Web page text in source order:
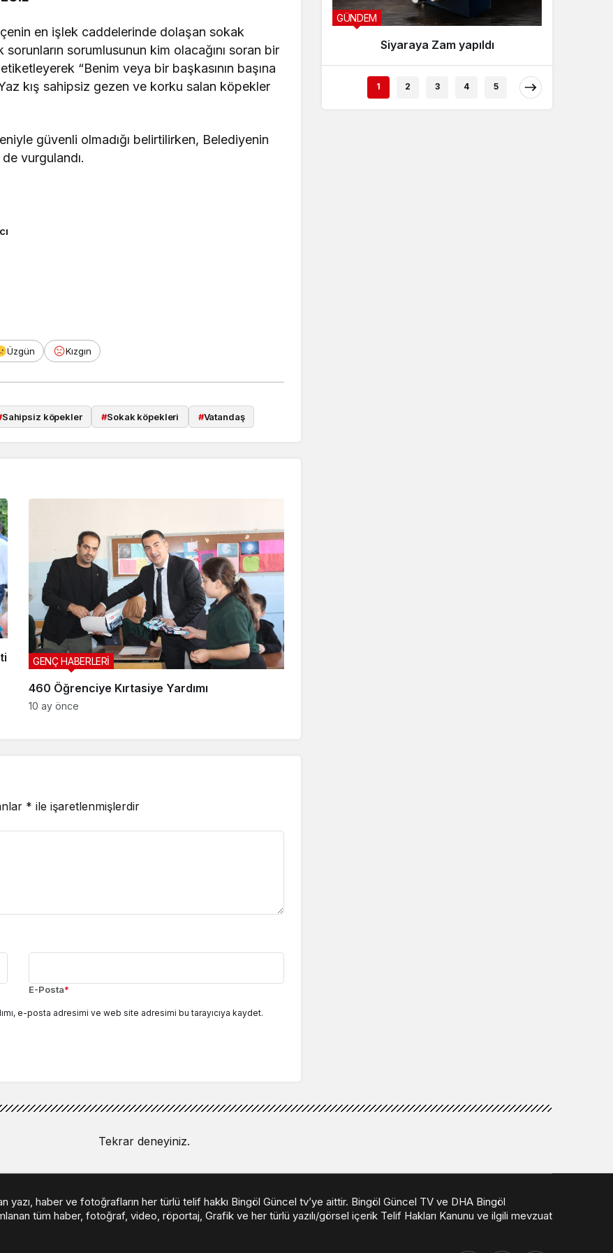
en işlek caddelerinde dolaşan sokak
sorunların sorumlusunun kim olacağını soran bir
“Benim veya bir başkasının başına
kış sahipsiz gezen ve korku salan köpekler
güvenli olmadığı belirtilirken, Belediyenin
vurgulandı.
Üzgün Kızgın
Sahipsiz köpekler #Sokak köpekleri #Vatandaş
460 Öğrenciye Kırtasiye Yardımı
GENÇ HABERLERİ
10 ay önce
* ile işaretlenmişlerdir
E-Posta*
e-posta adresimi ve web site adresimi bu tarayıcıya kaydet.
GÜNDEM
Siyaraya Zam yapıldı
1 2 3 4 5
Tekrar deneyiniz.
yazı, haber ve fotoğrafların her türlü telif hakkı Bingöl Güncel tv’ye aittir. Bingöl Güncel TV ve DHA Bingöl
tüm haber, fotoğraf, video, röportaj, Grafik ve her türlü yazılı/görsel içerik Telif Hakları Kanunu ve ilgili mevzuat
Takip Et
Facebook Twitter